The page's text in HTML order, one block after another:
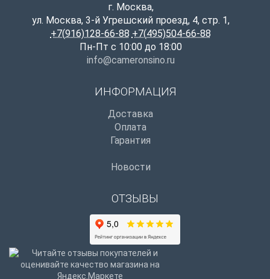
г. Москва,
ул. Москва, 3-й Угрешский проезд, 4, стр. 1,
+7(916)128-66-88 +7(495)504-66-88
Пн-Пт с 10:00 до 18:00
info@cameronsino.ru
ИНФОРМАЦИЯ
Доставка
Оплата
Гарантия
Новости
ОТЗЫВЫ